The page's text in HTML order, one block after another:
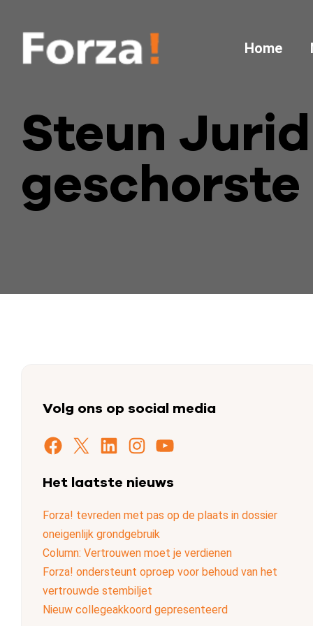
Home
Steun
Volg ons op social media
Facebook X LinkedIn Instagram YouTube
Het laatste nieuws
Forza! tevreden met pas op de plaats in dossier
oneigenlijk grondgebruik
Column: Vertrouwen moet je verdienen
Forza! ondersteunt oproep voor behoud van het
vertrouwde stembiljet
Nieuw collegeakkoord gepresenteerd